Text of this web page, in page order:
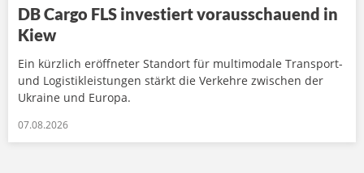
DB Cargo FLS investiert vorausschauend in
Kiew
Ein kürzlich eröffneter Standort für multimodale Transport-
und Logistikleistungen stärkt die Verkehre zwischen der
Ukraine und Europa.
07.08.2026